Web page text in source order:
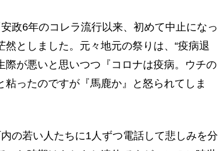
政6年のコレラ流行以来、初めて中止になっ
としました。元々地元の祭りは、“疫病退
際が悪いと思いつつ『コロナは疫病。ウチの
ったのですが『馬鹿か』と怒られてしま
の若い人たちに1人ずつ電話して悲しみを分